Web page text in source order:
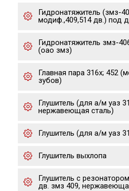
Гидронатяжитель (змз-
модиф.,409,514 дв.) под
Гидронатяжитель змз-
(оао змз)
Главная пара 316х; 452
зубов)
Глушитель (для а/м уаз
нержавеющая сталь)
Глушитель (для а/м уаз
Глушитель выхлопа
Глушитель с
дв. змз 409,